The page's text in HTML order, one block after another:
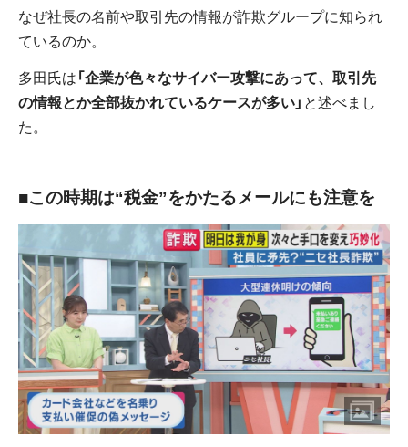
なぜ社長の名前や取引先の情報が詐欺グループに知られ
ているのか。
多田氏は「企業が色々なサイバー攻撃にあって、取引先
の情報とか全部抜かれているケースが多い」 と述べまし
た。
■この時期は“税金”をかたるメールにも注意を